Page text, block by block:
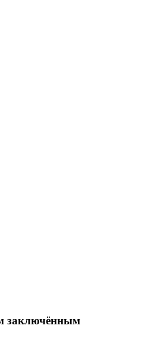
заключённым